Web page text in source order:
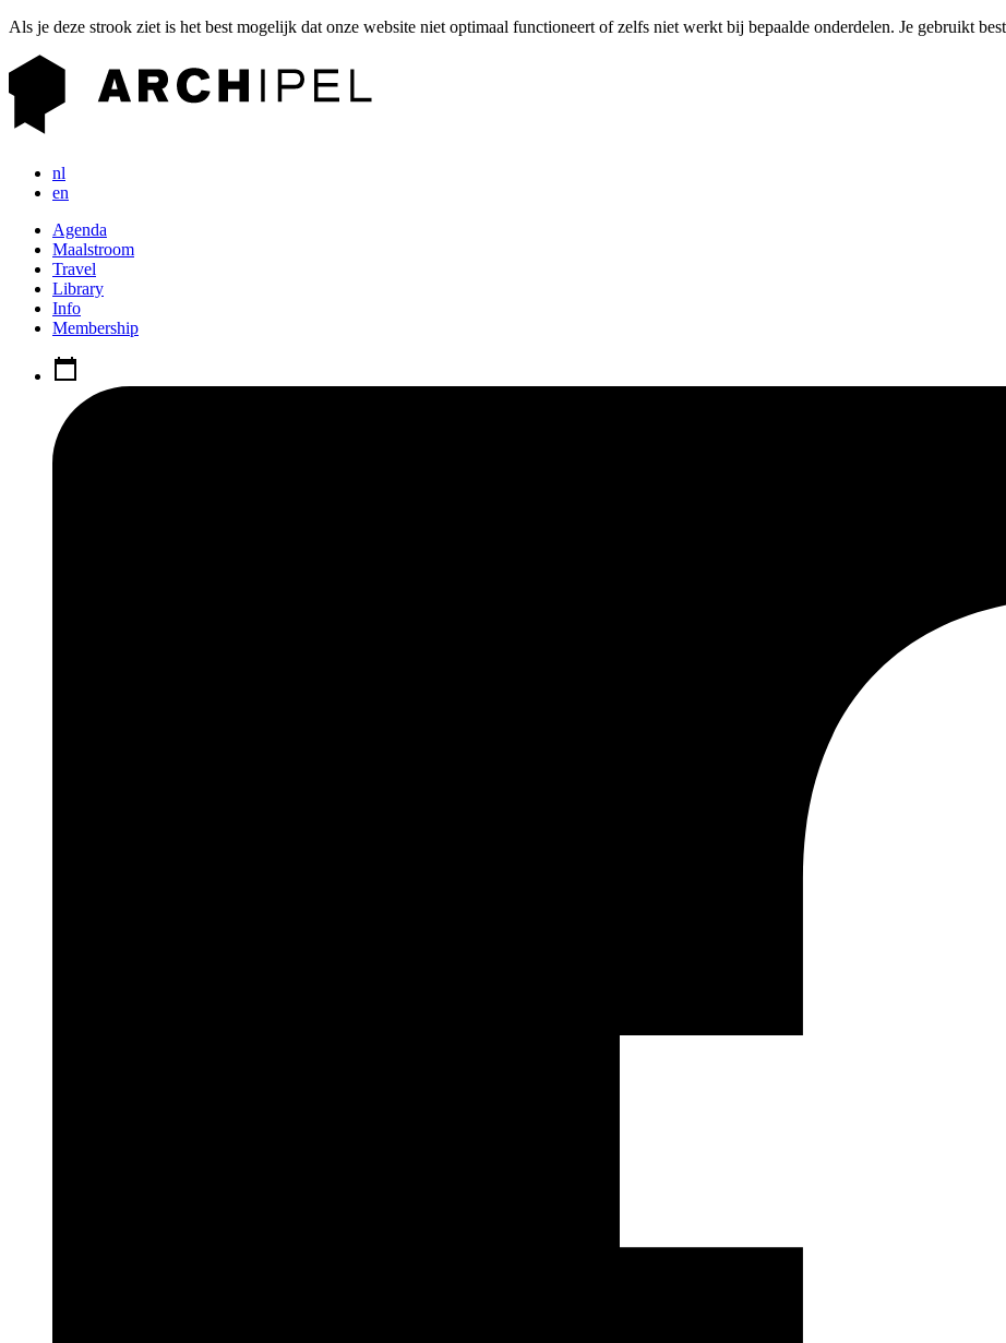
Als je deze strook ziet is het best mogelijk dat onze website niet optimaal functioneert of zelfs niet werkt bij bepaalde onderdelen. Je gebruikt
nl
en
Agenda
Maalstroom
Travel
Library
Info
Membership